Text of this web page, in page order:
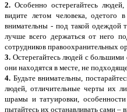
2. Особенно остерегайтесь
видите летом человека,
внимательны - под такой одеждой
лучше всего держаться от него
сотруд­ников правоохранительных
3. Остерегайтесь людей с
они находятся в месте, не
4. Будьте внимательны,
людей, отличительные черты их
шрамы и та­туировки,
пытайтесь их останавливать сами